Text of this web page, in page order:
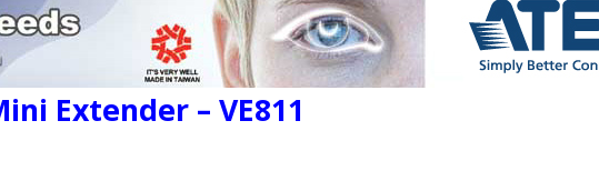
Extender – VE811